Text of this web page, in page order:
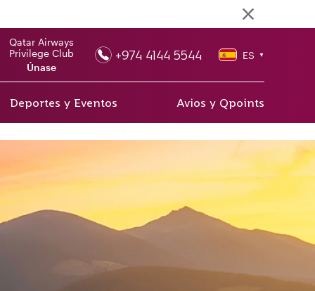
Qatar Airways
Privilege Club
Únase
+974 4144 5544 ES ▼
Deportes y Eventos Avios y Qpoints